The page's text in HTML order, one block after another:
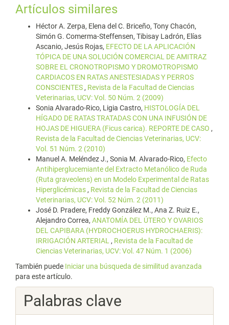
Artículos similares
Héctor A. Zerpa, Elena del C. Briceño, Tony Chacón,
Simón G. Comerma-Steffensen, Tibisay Ladrón, Elías
Ascanio, Jesús Rojas, EFECTO DE LA APLICACIÓN
TÓPICA DE UNA SOLUCIÓN COMERCIAL DE AMITRAZ
SOBRE EL CRONOTROPISMO Y DROMOTROPISMO
CARDIACOS EN RATAS ANESTESIADAS Y PERROS
CONSCIENTES, Revista de la Facultad de Ciencias
Veterinarias, UCV: Vol. 50 Núm. 2 (2009)
Sonia Alvarado-Rico, Ligia Castro, HISTOLOGÍA DEL
HÍGADO DE RATAS TRATADAS CON UNA INFUSIÓN DE
HOJAS DE HIGUERA (Ficus carica). REPORTE DE CASO ,
Revista de la Facultad de Ciencias Veterinarias, UCV:
Vol. 51 Núm. 2 (2010)
Manuel A. Meléndez J., Sonia M. Alvarado-Rico, Efecto
Antihiperglucemiante del Extracto Metanólico de Ruda
(Ruta graveolens) en un Modelo Experimental de Ratas
Hiperglicémicas, Revista de la Facultad de Ciencias
Veterinarias, UCV: Vol. 52 Núm. 2 (2011)
José D. Pradere, Freddy González M., Ana Z. Ruiz E.,
Alejandro Correa, ANATOMÍA DEL ÚTERO Y OVARIOS
DEL CAPIBARA (HYDROCHOERUS HYDROCHAERIS):
IRRIGACIÓN ARTERIAL, Revista de la Facultad de
Ciencias Veterinarias, UCV: Vol. 47 Núm. 1 (2006)
También puede Iniciar una búsqueda de similitud avanzada
para este artículo.
Palabras clave